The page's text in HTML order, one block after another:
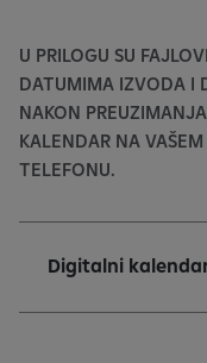
U PRILOGU SU
DATUMIMA IZVODA I
NAKON
KALENDAR NA
TELEFONU.
Digitalni